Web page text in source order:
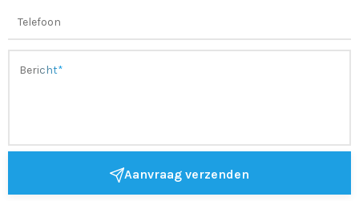
Aanvraag verzenden